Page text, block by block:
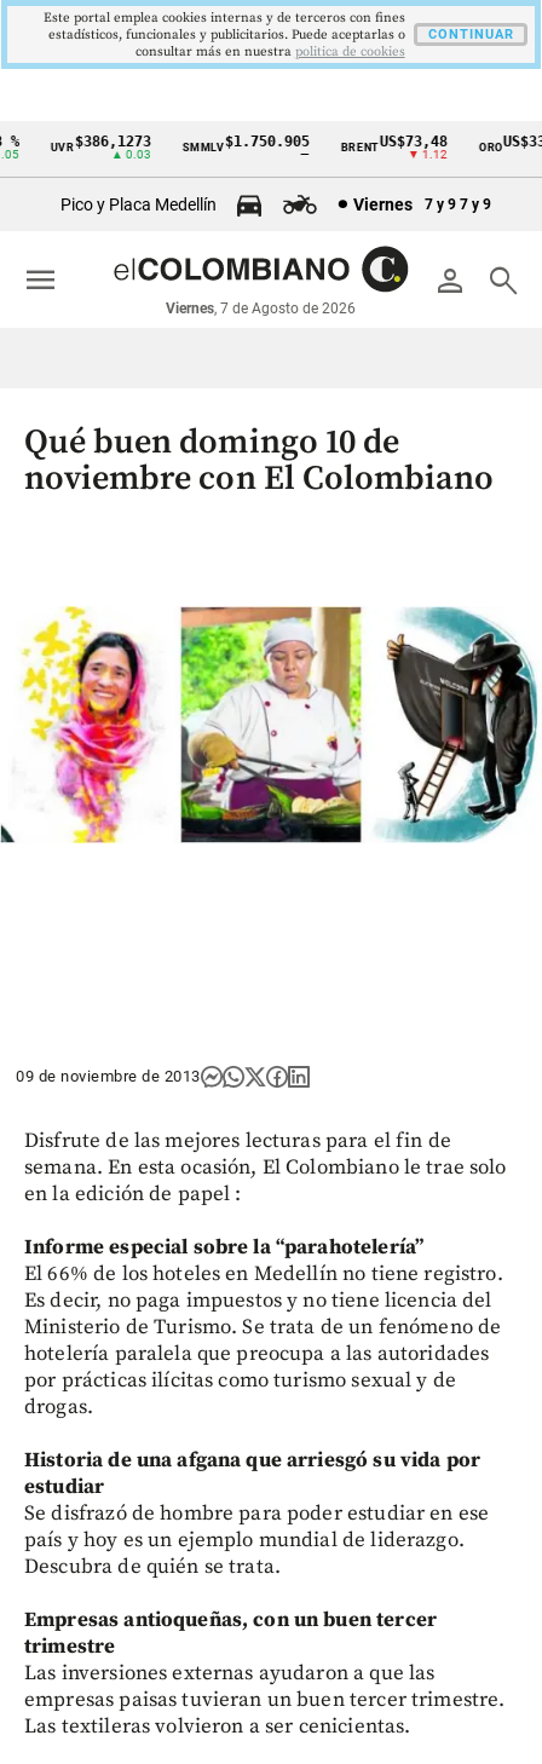
Cintillo
económicos
Colombia
UVR$386,1273
▲ 0.03
SMMLV $1.750.905 BRENTUS$73,48
▼ 1.12
ORO
Pico y Placa Medellín Viernes 7 y 9 7 y 9
person search
Viernes, 7 de Agosto de 2026
menu
Qué buen domingo 10 de
noviembre con El Colombiano
09 de noviembre de 2013
Disfrute de las mejores lecturas para el fin de
semana. En esta ocasión, El Colombiano le trae solo
en la edición de papel :
Informe especial sobre la “parahotelería”
El 66% de los hoteles en Medellín no tiene registro.
Es decir, no paga impuestos y no tiene licencia del
Ministerio de Turismo. Se trata de un fenómeno de
hotelería paralela que preocupa a las autoridades
por prácticas ilícitas como turismo sexual y de
drogas.
Historia de una afgana que arriesgó su vida por
estudiar
Se disfrazó de hombre para poder estudiar en ese
país y hoy es un ejemplo mundial de liderazgo.
Descubra de quién se trata.
Empresas antioqueñas, con un buen tercer
trimestre
Las inversiones externas ayudaron a que las
empresas paisas tuvieran un buen tercer trimestre.
Las textileras volvieron a ser cenicientas.
Este portal emplea cookies internas y de terceros con fines
estadísticos, funcionales y publicitarios. Puede aceptarlas o
consultar más en nuestra politica de cookies
CONTINUAR